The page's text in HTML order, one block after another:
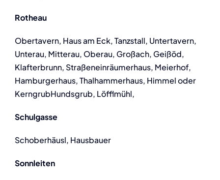
Rotheau
Obertavern, Haus am Eck, Tanzstall, Untertavern,
Unterau, Mitterau, Oberau, Großach, Geißöd,
Klafterbrunn, Straßeneinräumerhaus, Meierhof,
Hamburgerhaus, Thalhammerhaus, Himmel oder
KerngrubHundsgrub, Löfflmühl,
Schulgasse
Schoberhäusl, Hausbauer
Sonnleiten